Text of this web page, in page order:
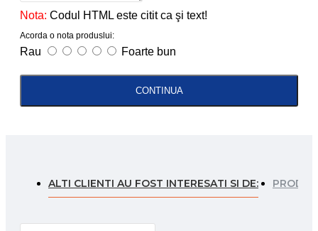
Nota: Codul HTML este citit ca şi text!
Acorda o nota produslui:
Rau Foarte bun
CONTINUA
ALTI CLIENTI AU FOST INTERESATI SI DE: